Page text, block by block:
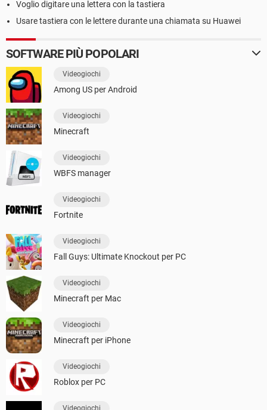
Voglio digitare una lettera con la tastiera
Usare tastiera con le lettere durante una chiamata su Huawei
SOFTWARE PIÙ POPOLARI
Videogiochi
Among US per Android
Videogiochi
Minecraft
Videogiochi
WBFS manager
Videogiochi
Fortnite
Videogiochi
Fall Guys: Ultimate Knockout per PC
Videogiochi
Minecraft per Mac
Videogiochi
Minecraft per iPhone
Videogiochi
Roblox per PC
Videogiochi